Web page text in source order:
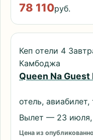
78 110руб.
Кеп отели 4
Камбоджа
Queen Na Guest
отель,
Вылет — 23 июля,
Цена из